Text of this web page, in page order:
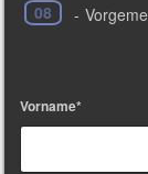
08 -
Vorname*